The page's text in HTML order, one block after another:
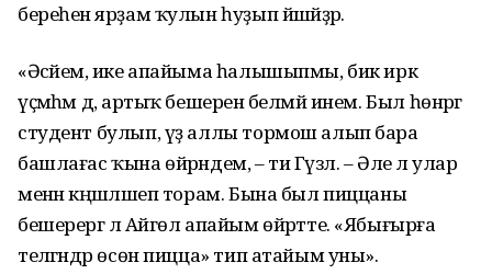
береһенә ярҙам ҡулын һуҙып йәшәйҙәр.
«Әсәйемә, ике апайыма һалышыпмы, бик иркә
үҫмәһәм дә, артыҡ бешеренә белмәй инем. Был һөнәргә
студент булып, үҙ аллы тормош алып бара
башлағас ҡына өйрәндем, – ти Гүзәл. – Әле лә улар
менән кәңәшләшеп торам. Бына был пиццаны
бешерергә лә Айгөл апайым өйрәтте. «Ябығырға
теләгәндәр өсөн пицца» тип атайым уны».